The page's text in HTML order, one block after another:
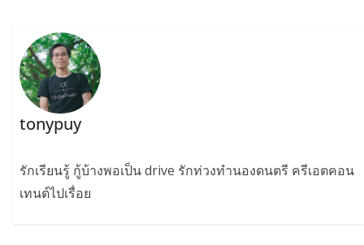
tonypuy
รักเรียนรู้ กู้บ้างพอเป็น drive รักท่วงทำนองดนตรี ครีเอตคอน
เทนต์ไปเรื่อย